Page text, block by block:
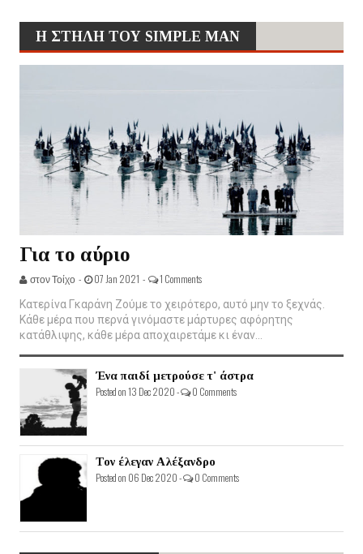
Η ΣΤΗΛΗ ΤΟΥ SIMPLE MAN
Για το αύριο
στον Τοίχο - 07 Jan 2021 - 1 Comments
Κατερίνα Γκαράνη Ζούμε το χειρότερο, αυτό μην το ξεχνάς.
Κάθε μέρα που περνά γινόμαστε μάρτυρες αφόρητης
κατάθλιψης, κάθε μέρα αποχαιρετάμε κι έναν...
Ένα παιδί μετρούσε τ' άστρα
Posted on 13 Dec 2020 - 0 Comments
Τον έλεγαν Αλέξανδρο
Posted on 06 Dec 2020 - 0 Comments